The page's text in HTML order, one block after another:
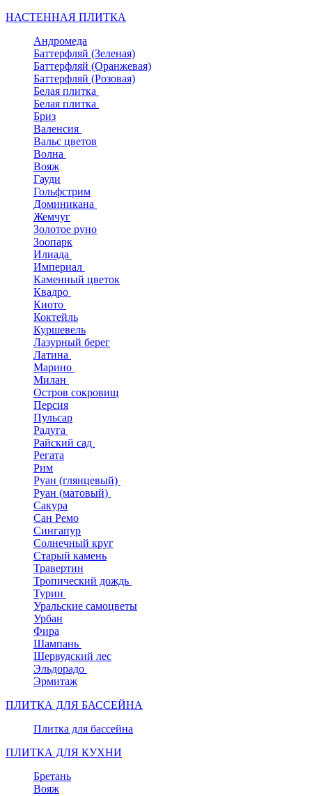
НАСТЕННАЯ ПЛИТКА
Андромеда
Баттерфляй (Зеленая)
Баттерфляй (Оранжевая)
Баттерфляй (Розовая)
Белая плитка
Белая плитка
Бриз
Валенсия
Вальс цветов
Волна
Вояж
Гауди
Гольфстрим
Доминикана
Жемчуг
Золотое руно
Зоопарк
Илиада
Империал
Каменный цветок
Квадро
Киото
Коктейль
Куршевель
Лазурный берег
Латина
Марино
Милан
Остров сокровищ
Персия
Пульсар
Радуга
Райский сад
Регата
Рим
Руан (глянцевый)
Руан (матовый)
Сакура
Сан Ремо
Сингапур
Солнечный круг
Старый камень
Травертин
Тропический дождь
Турин
Уральские самоцветы
Урбан
Фира
Шампань
Шервудский лес
Эльдорадо
Эрмитаж
ПЛИТКА ДЛЯ БАССЕЙНА
Плитка для бассейна
ПЛИТКА ДЛЯ КУХНИ
Бретань
Вояж